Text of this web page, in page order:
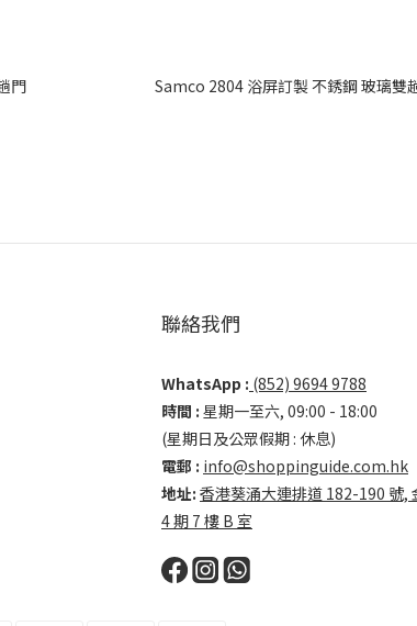
門 Samco 2804 浴屏訂製 不銹鋼 玻璃雙
聯絡我們
WhatsApp : (852) 9694 9788
時間 : 星期一至六, 09:00 - 18:00
(星期日及公眾假期 : 休息)
電郵 : info@shoppinguide.com.hk
地址: 香港葵涌大連排道 182-190 號,
4 期 7 樓 B 室